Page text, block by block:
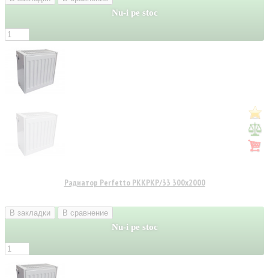
Nu-i pe stoc
Радиатор Perfetto PKKPKP/33 300x2000
В закладки В сравнение
Nu-i pe stoc